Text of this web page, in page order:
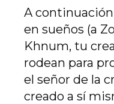
A
en sueños (a
Khnum, tu
rodean para
el señor de la
creado a sí